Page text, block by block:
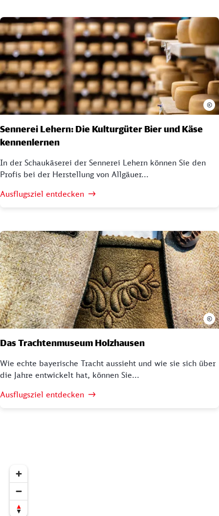
Sennerei Lehern: Die Kulturgüter Bier und Käse
kennenlernen
In der Schaukäserei der Sennerei Lehern können Sie den
Profis bei der Herstellung von Allgäuer...
Ausflugsziel entdecken
©
Das Trachtenmuseum Holzhausen
Wie echte bayerische Tracht aussieht und wie sie sich über
die Jahre entwickelt hat, können Sie...
Ausflugsziel entdecken
©